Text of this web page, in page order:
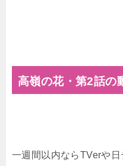
高嶺の花・第2話の
一週間以内ならTVerや